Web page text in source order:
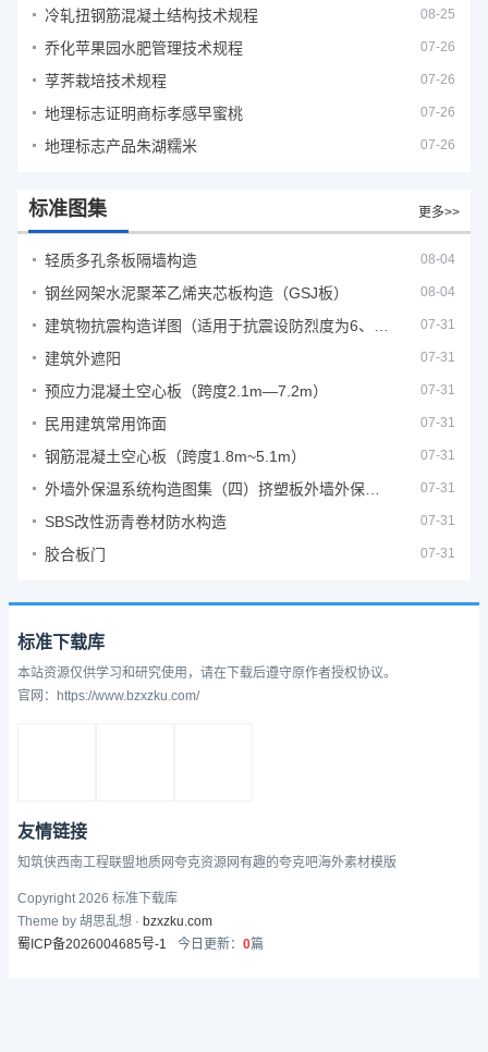
冷轧扭钢筋混凝土结构技术规程 08-25
乔化苹果园水肥管理技术规程 07-26
莩荠栽培技术规程 07-26
地理标志证明商标孝感早蜜桃 07-26
地理标志产品朱湖糯米 07-26
标准图集 更多>>
轻质多孔条板隔墙构造 08-04
钢丝网架水泥聚苯乙烯夹芯板构造（GSJ板） 08-04
07-31
建筑外遮阳 07-31
预应力混凝土空心板（跨度2.1m—7.2m） 07-31
民用建筑常用饰面 07-31
钢筋混凝土空心板（跨度1.8m~5.1m） 07-31
07-31
SBS改性沥青卷材防水构造 07-31
胶合板门 07-31
标准下载库
本站资源仅供学习和研究使用，请在下载后遵守原作者授权协议。
官网：https://www.bzxzku.com/
友情链接
知筑侠西南工程联盟地质网夸克资源网有趣的夸克吧海外素材模版
Copyright 2026 标准下载库
Theme by 胡思乱想 · bzxzku.com
蜀ICP备2026004685号-1
今日更新： 0篇